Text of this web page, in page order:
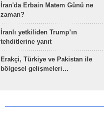
İran'da Erbain Matem Günü ne
zaman?
İranlı yetkiliden Trump’ın
tehditlerine yanıt
Erakçi, Türkiye ve Pakistan ile
bölgesel gelişmeleri…